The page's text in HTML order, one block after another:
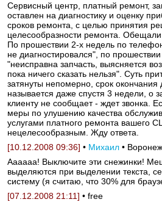
Сервисный центр, платный ремонт,
оставлен на диагностику и оценку
сроков ремонта, с целью принятия
целесообразности ремонта. Обещали
По прошествии 2-х недель по
не диагностировался", по
"неисправна запчасть, выясняется
пока ничего сказать нельзя". Суть
затянуты непомерно, срок окончания
называется даже спустя 3 недели, о
клиенту не сообщает - ждет звонка.
меры по улушению качества
услугами платного ремонта вашего
нецелесообразным. Жду ответа.
[10.12.2008 09:36] • Михаил • Воронеж
Аааааа! Выключите эти снежинки!
выделяются при выделении текста,
систему (я считаю, что 30% для
[07.12.2008 21:11] • free